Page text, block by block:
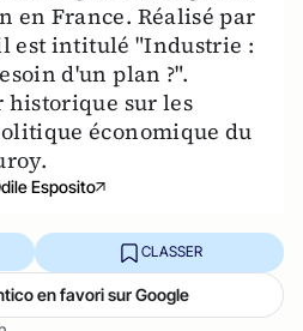
en France. Réalisé par
est intitulé "Industrie :
d'un plan ?".
historique sur les
économique du
Esposito
CLASSER
en favori sur Google